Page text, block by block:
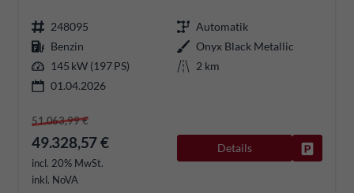
248095
Automatik
Benzin
Onyx Black Metallic
145 kW (197 PS)
2 km
01.04.2026
51.063,99 €
49.328,57 €
incl. 20% MwSt.
inkl. NoVA
Details